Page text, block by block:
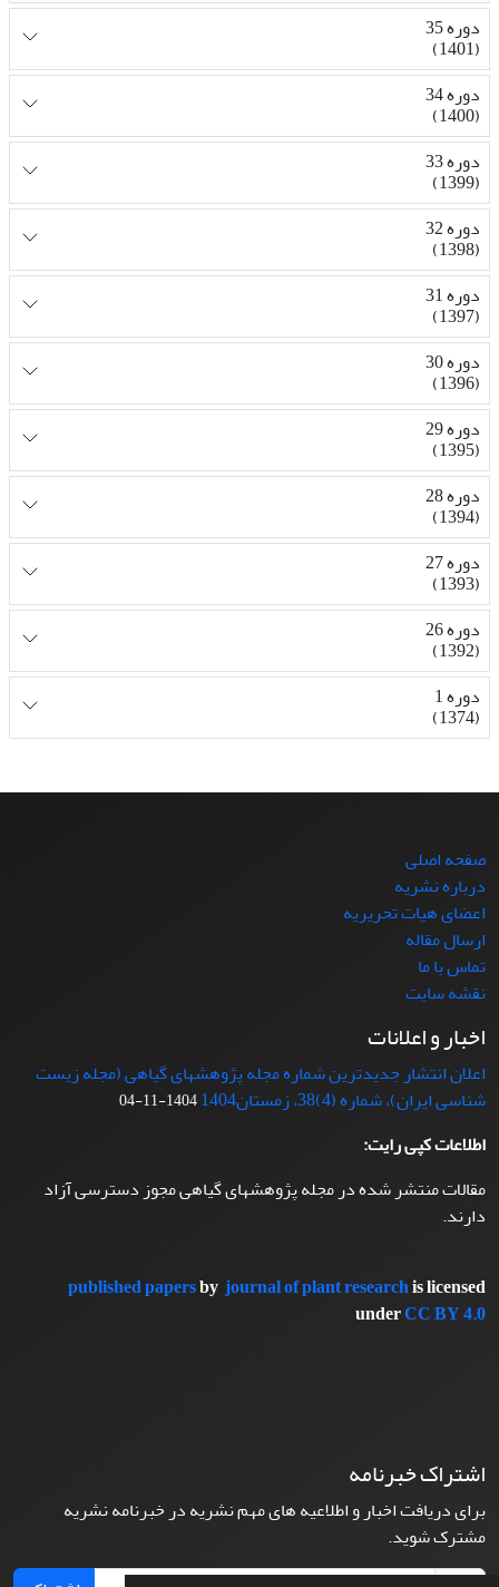
دوره 35
(1401)
دوره 34
(1400)
دوره 33
(1399)
دوره 32
(1398)
دوره 31
(1397)
دوره 30
(1396)
دوره 29
(1395)
دوره 28
(1394)
دوره 27
(1393)
دوره 26
(1392)
دوره 1
(1374)
صفحه اصلی
درباره نشریه
اعضای هیات تحریریه
ارسال مقاله
تماس با ما
نقشه سایت
اخبار و اعلانات
اعلان انتشار جدیدترین شماره مجله پژوهشهای گیاهی (مجله زیست
شناسی ایران)، شماره (4)38، زمستان1404
1404-11-04
اطلاعات کپی رایت:
مقالات منتشر شده در مجله پژوهشهای گیاهی مجوز دسترسی آزاد
دارند.
published papersbyjournal of plant researchis licensed
underCC BY 4.0
اشتراک خبرنامه
برای دریافت اخبار و اطلاعیه های مهم نشریه در خبرنامه نشریه
مشترک شوید.